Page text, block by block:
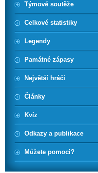
Týmové soutěže
Celkové statistiky
Legendy
Památné zápasy
Největší hráči
Články
Kvíz
Odkazy a publikace
Můžete pomoci?